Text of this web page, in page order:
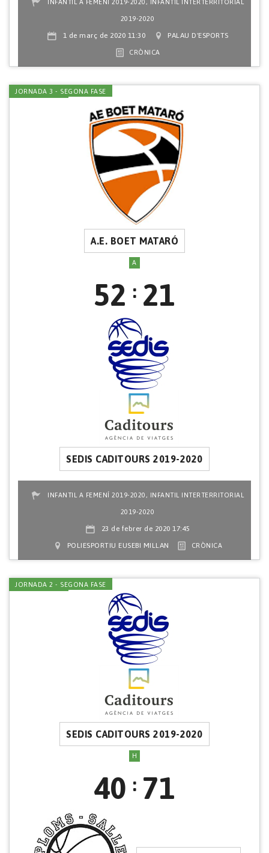
INFANTIL A FEMENÍ 2019-2020 , INFANTIL INTERTERRITORIAL
2019-2020
1 de març de 2020 11:30 PALAU D'ESPORTS
CRÒNICA
JORNADA 3 - SEGONA FASE
A.E. BOET MATARÓ
A
52 : 21
SEDIS CADITOURS 2019-2020
INFANTIL A FEMENÍ 2019-2020 , INFANTIL INTERTERRITORIAL
2019-2020
23 de febrer de 2020 17:45
POLIESPORTIU EUSEBI MILLAN
CRÒNICA
JORNADA 2 - SEGONA FASE
SEDIS CADITOURS 2019-2020
H
40 : 71